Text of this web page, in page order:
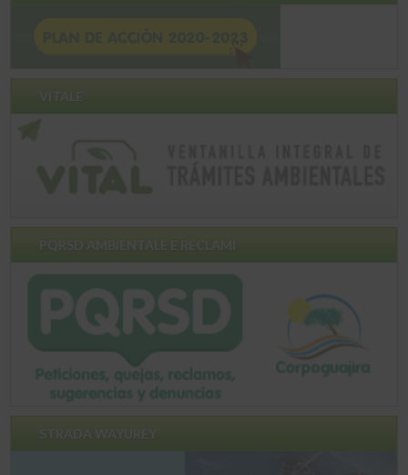
VITALE
PQRSD AMBIENTALE E RECLAMI
STRADA WAYUREY